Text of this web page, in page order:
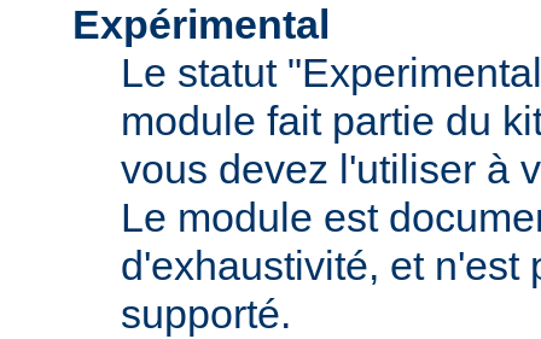
Expérimental
Le statut
module fait partie du
vous devez l'utiliser à
Le module est
d'exhaustivité, et n'est
supporté.